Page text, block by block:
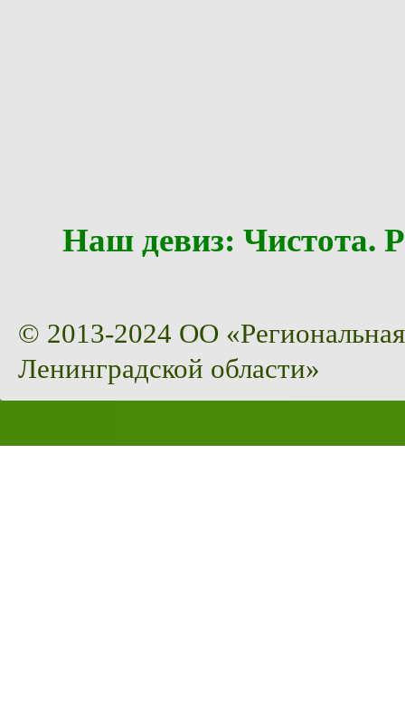
Наш девиз:
© 2013-2024 ОО
Ленинградской области»